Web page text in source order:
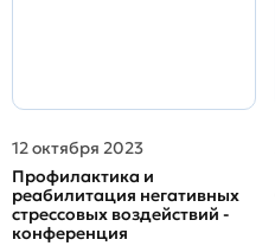
12 октября 2023
Профилактика и
реабилитация негативных
стрессовых воздействий -
конференция